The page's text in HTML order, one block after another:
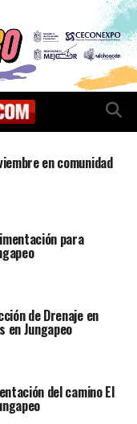
en comunidad
para
de Drenaje en
en Jungapeo
del camino El